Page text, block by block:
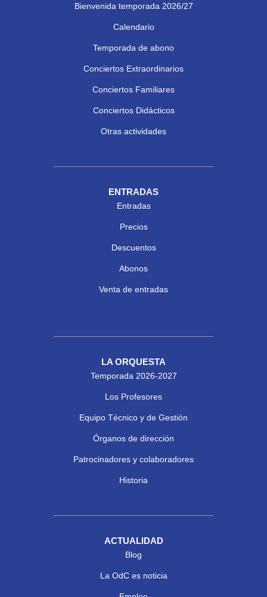
Bienvenida temporada 2026/27
Calendario
Temporada de abono
Conciertos Extraordinarios
Conciertos Familiares
Conciertos Didácticos
Otras actividades
ENTRADAS
Entradas
Precios
Descuentos
Abonos
Venta de entradas
LA ORQUESTA
Temporada 2026-2027
Los Profesores
Equipo Técnico y de Gestión
Órganos de dirección
Patrocinadores y colaboradores
Historia
ACTUALIDAD
Blog
La OdC es noticia